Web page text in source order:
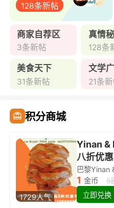
128条新帖
商家自荐区
3条新帖
真情
128条
美食天下
31条新帖
文学
21条
积分商城
1729人气
Yinan &
八折优
1 金币
5
立即兑换